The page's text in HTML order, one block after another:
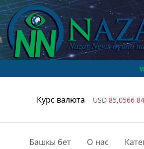
Курс валюта USD 85,0566
Башкы бет О нас